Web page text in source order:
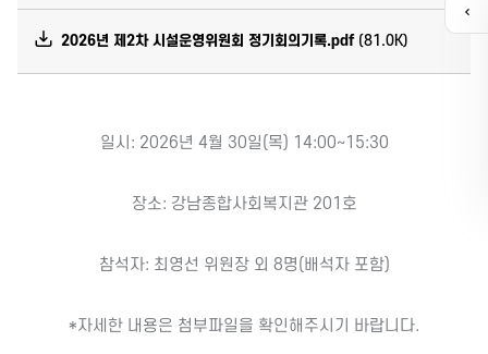
2026년 제2차 시설운영위원회 정기회의기록.pdf (81.0K)
일시: 2026년 4월 30일(목) 14:00~15:30
장소: 강남종합사회복지관 201호
참석자: 최영선 위원장 외 8명(배석자 포함)
*자세한 내용은 첨부파일을 확인해주시기 바랍니다.
퀵
메
열
카톡채널